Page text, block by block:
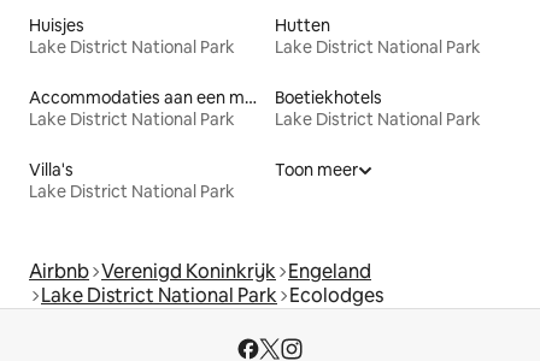
Huisjes
Lake District National Park
Hutten
Lake District National Park
Accommodaties aan een meer
Lake District National Park
Boetiekhotels
Lake District National Park
Villa's
Lake District National Park
Toon meer
Airbnb Verenigd Koninkrijk Engeland
Lake District National Park Ecolodges